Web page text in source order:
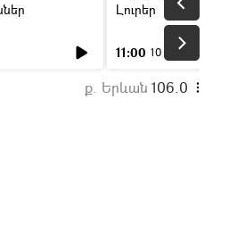
Լուրեր
11:00 10 ր
ք. Երևան 106.0